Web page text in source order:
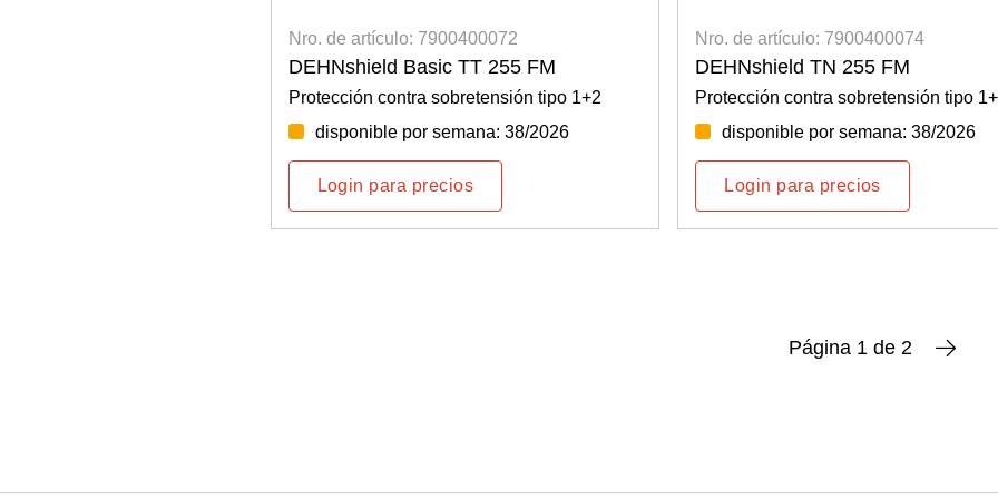
Nro. de artículo: 7900400072
DEHNshield Basic TT 255 FM
Protección contra sobretensión tipo 1+2
disponible por semana: 38/2026
Login para precios
Nro. de artículo: 7900400074
DEHNshield TN 255 FM
Protección contra sobretensión tipo
disponible por semana: 38/2026
Login para precios
Página 1 de 2